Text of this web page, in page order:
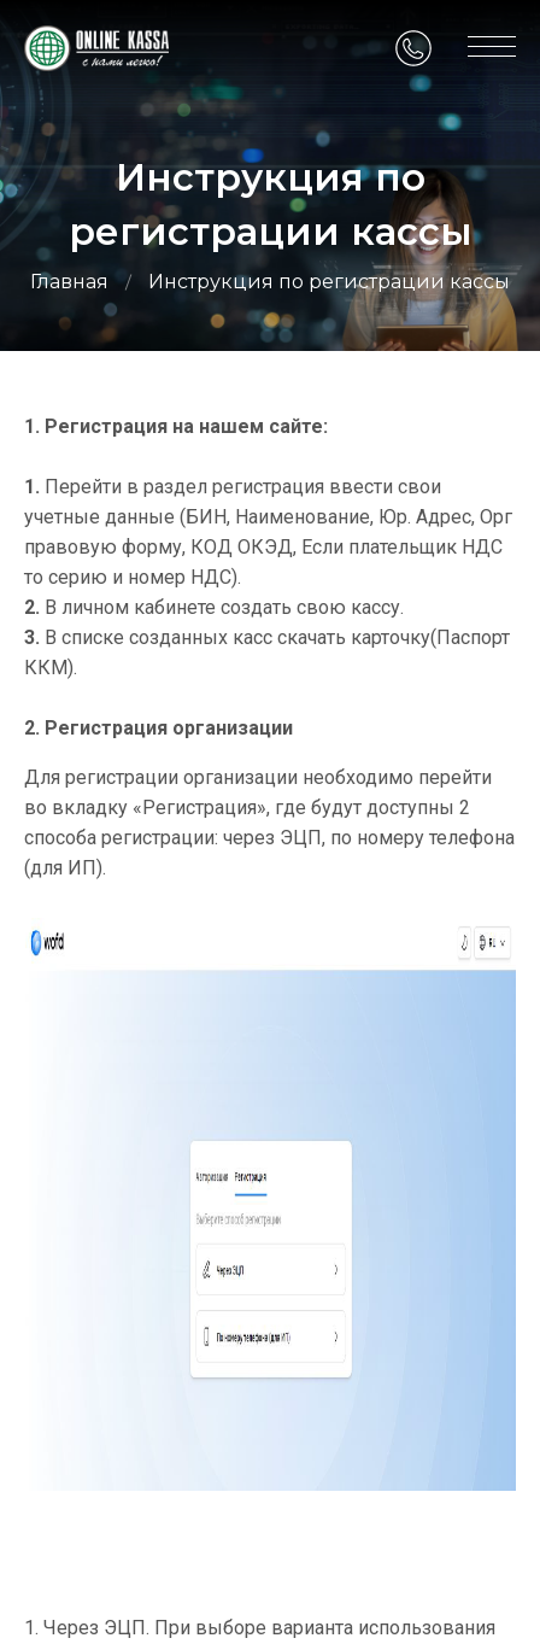
Инструкция по
регистрации кассы
Главная Инструкция по регистрации кассы
1. Регистрация на нашем сайте:
1. Перейти в раздел регистрация ввести свои
учетные данные (БИН, Наименование, Юр. Адрес, Орг
правовую форму, КОД ОКЭД, Если плательщик НДС
то серию и номер НДС).
2. В личном кабинете создать свою кассу.
3. В списке созданных касс скачать карточку(Паспорт
ККМ).
2. Регистрация организации
Для регистрации организации необходимо перейти
во вкладку «Регистрация», где будут доступны 2
способа регистрации: через ЭЦП, по номеру телефона
(для ИП).
1. Через ЭЦП. При выборе варианта использования